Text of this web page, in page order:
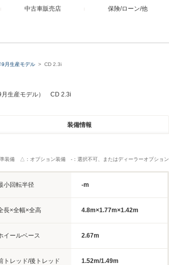
中古車販売店 保険/ローン/他
月生産モデル CD 2.3i
月生産モデル） CD 2.3i
装備情報
装備 △：オプション装備 -：選択不可、またはディーラーオプション
小回転半径 -m
長×全幅×全高 4.8m×1.77m×1.42m
イールベース 2.67m
トレッド/後トレッド 1.52m/1.49m